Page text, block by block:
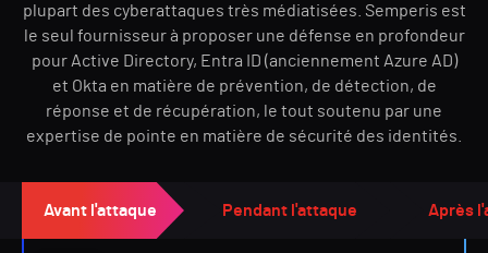
plupart des cyberattaques très médiatisées. Semperis est
le seul fournisseur à proposer une défense en profondeur
pour Active Directory, Entra ID (anciennement Azure AD)
et Okta en matière de prévention, de détection, de
réponse et de récupération, le tout soutenu par une
expertise de pointe en matière de sécurité des identités.
Pendant l'attaque Après
Avant l'attaque